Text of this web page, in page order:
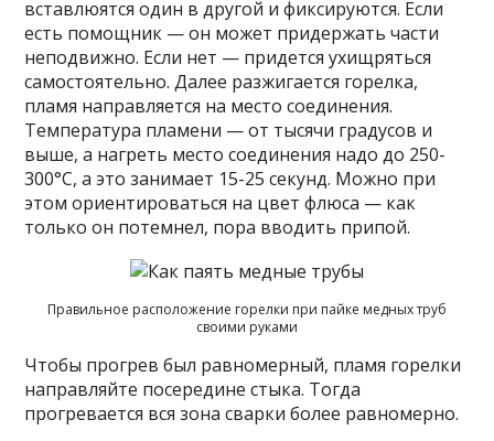
вставлюятся один в другой и фиксируются. Если
есть помощник — он может придержать части
неподвижно. Если нет — придется ухищряться
самостоятельно. Далее разжигается горелка,
пламя направляется на место соединения.
Температура пламени — от тысячи градусов и
выше, а нагреть место соединения надо до 250-
300°C, а это занимает 15-25 секунд. Можно при
этом ориентироваться на цвет флюса — как
только он потемнел, пора вводить припой.
Правильное расположение горелки при пайке медных труб
своими руками
Чтобы прогрев был равномерный, пламя горелки
направляйте посередине стыка. Тогда
прогревается вся зона сварки более равномерно.